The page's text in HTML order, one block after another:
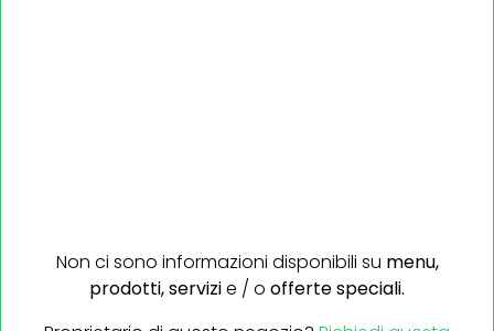
Non ci sono informazioni disponibili su menu,
prodotti,servizie / o offerte speciali.